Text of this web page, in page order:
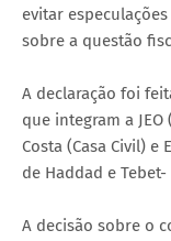
evitar
sobre a questão
A declaração foi
que integram a
Costa (Casa Civil) e
de Haddad e
A decisão sobre o